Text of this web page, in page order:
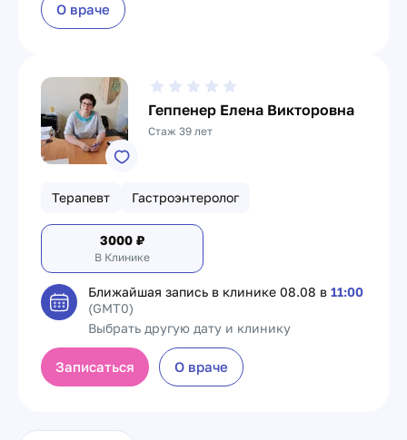
О враче
Геппенер Елена Викторовна
Стаж 39 лет
Терапевт Гастроэнтеролог
3000 ₽
В Клинике
Ближайшая запись в клинике 08.08 в 11:00
(GMT0)
Выбрать другую дату и клинику
Записаться О враче